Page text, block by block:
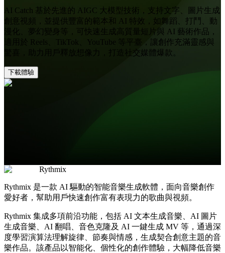
AI Catch 基於先進的 AIGC 大模型技術，支持文字、圖片生成
創意視頻，並提供豐富的範本和 AI 特效，如舞蹈、打鬥、動
漫化、夢幻變身等，可快速生成高質量短片與 AI 藝術作品，
適用於 Reels、TikTok、YouTube 等平臺，讓創作充滿靈感與
驚喜，助力用戶釋放想像力，打造社交媒體爆款。
下載體驗
Rythmix
Rythmix 是一款 AI 驅動的智能音樂生成軟體，面向音樂創作
愛好者，幫助用戶快速創作富有表現力的歌曲與視頻。
Rythmix 集成多項前沿功能，包括 AI 文本生成音樂、AI 圖片
生成音樂、AI 翻唱、音色克隆及 AI 一鍵生成 MV 等，通過深
度學習演算法理解旋律、節奏與情感，生成契合創意主題的音
樂作品。該產品以智能化、個性化的創作體驗，大幅降低音樂